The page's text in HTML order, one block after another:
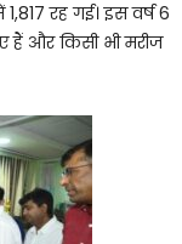
रह गई। इस वर्ष 6
और किसी भी मरीज